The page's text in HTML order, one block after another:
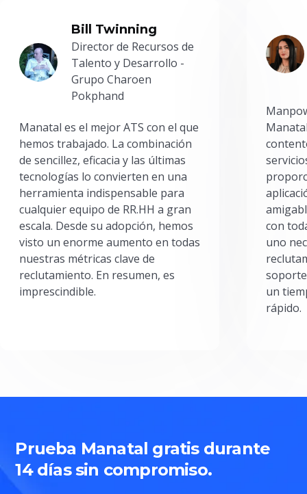
Bill Twinning
Director de Recursos de
Talento y Desarrollo -
Grupo Charoen
Pokphand
Manatal es el mejor ATS con el que
hemos trabajado. La combinación
de sencillez, eficacia y las últimas
tecnologías lo convierten en una
herramienta indispensable para
cualquier equipo de RR.HH a gran
escala. Desde su adopción, hemos
visto un enorme aumento en todas
nuestras métricas clave de
reclutamiento. En resumen, es
imprescindible.
con
uno
un
rápido.
Prueba Manatal gratis durante
14 días sin compromiso.